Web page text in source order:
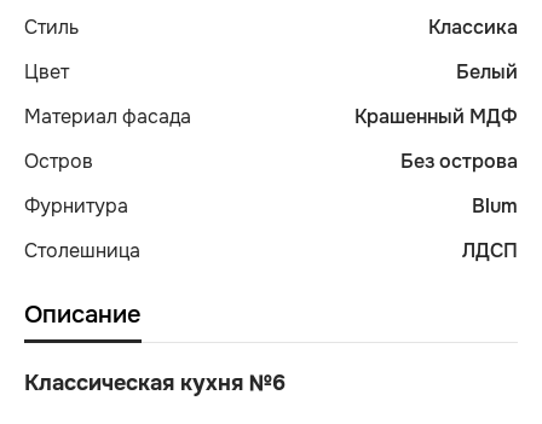
Стиль
Классика
Цвет
Белый
Материал фасада
Крашенный МДФ
Остров
Без острова
Фурнитура
Blum
Столешница
ЛДСП
Описание
Классическая кухня №6